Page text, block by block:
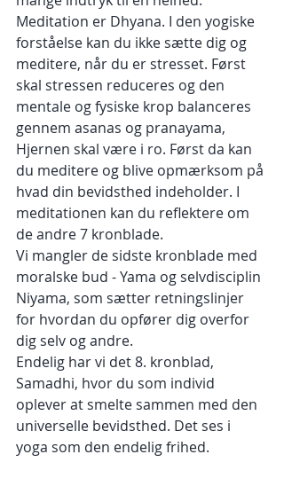
Meditation er Dhyana. I den yogiske
forståelse kan du ikke sætte dig og
meditere, når du er stresset. Først
skal stressen reduceres og den
mentale og fysiske krop balanceres
gennem asanas og pranayama,
Hjernen skal være i ro. Først da kan
du meditere og blive opmærksom på
hvad din bevidsthed indeholder. I
meditationen kan du reflektere om
de andre 7 kronblade.
Vi mangler de sidste kronblade med
moralske bud - Yama og selvdisciplin
Niyama, som sætter retningslinjer
for hvordan du opfører dig overfor
dig selv og andre.
Endelig har vi det 8. kronblad,
Samadhi, hvor du som individ
oplever at smelte sammen med den
universelle bevidsthed. Det ses i
yoga som den endelig frihed.